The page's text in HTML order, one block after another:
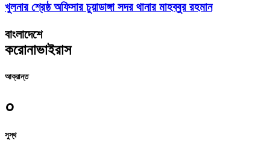
খুলনার শ্রেষ্ঠ অফিসার চুয়াডাঙ্গা সদর থানার মাহব্বুর রহমান
বাংলাদেশে
করোনাভাইরাস
আক্রান্ত
০
সুস্থ